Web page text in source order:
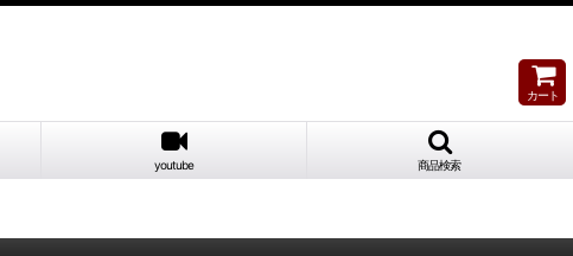
カート
youtube 商品検索